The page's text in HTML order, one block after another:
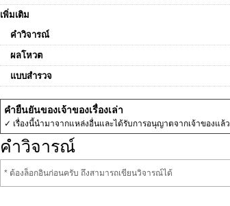
เพิ่มเติม
คำวิจารณ์
ผลโหวต
แบบสำรวจ
คำยืนยันของเจ้าของเรื่องเล่า
✓ เรื่องนี้นำมาจากแหล่งอื่นและได้รับการอนุญาตจากเจ้าของแล้ว
คำวิจารณ์
* ต้องล็อกอินก่อนครับ ถึงสามารถเขียนวิจารณ์ได้